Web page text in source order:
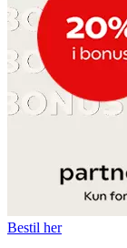
Bestil her